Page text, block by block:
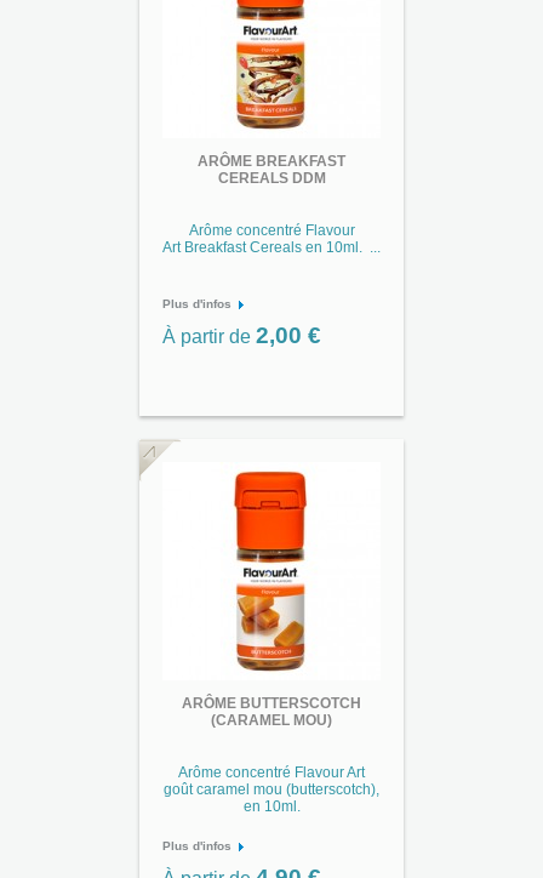
ARÔME BREAKFAST
CEREALS DDM
Arôme concentré Flavour
Art Breakfast Cereals en 10ml. ...
Plus d'infos
À partir de 2,00 €
ARÔME BUTTERSCOTCH
(CARAMEL MOU)
Arôme concentré Flavour Art
goût caramel mou (butterscotch),
en 10ml.
Plus d'infos